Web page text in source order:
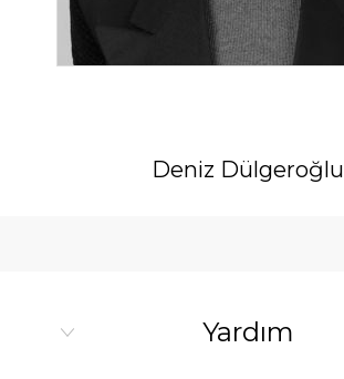
Deniz Dülgeroğlu
Yardım